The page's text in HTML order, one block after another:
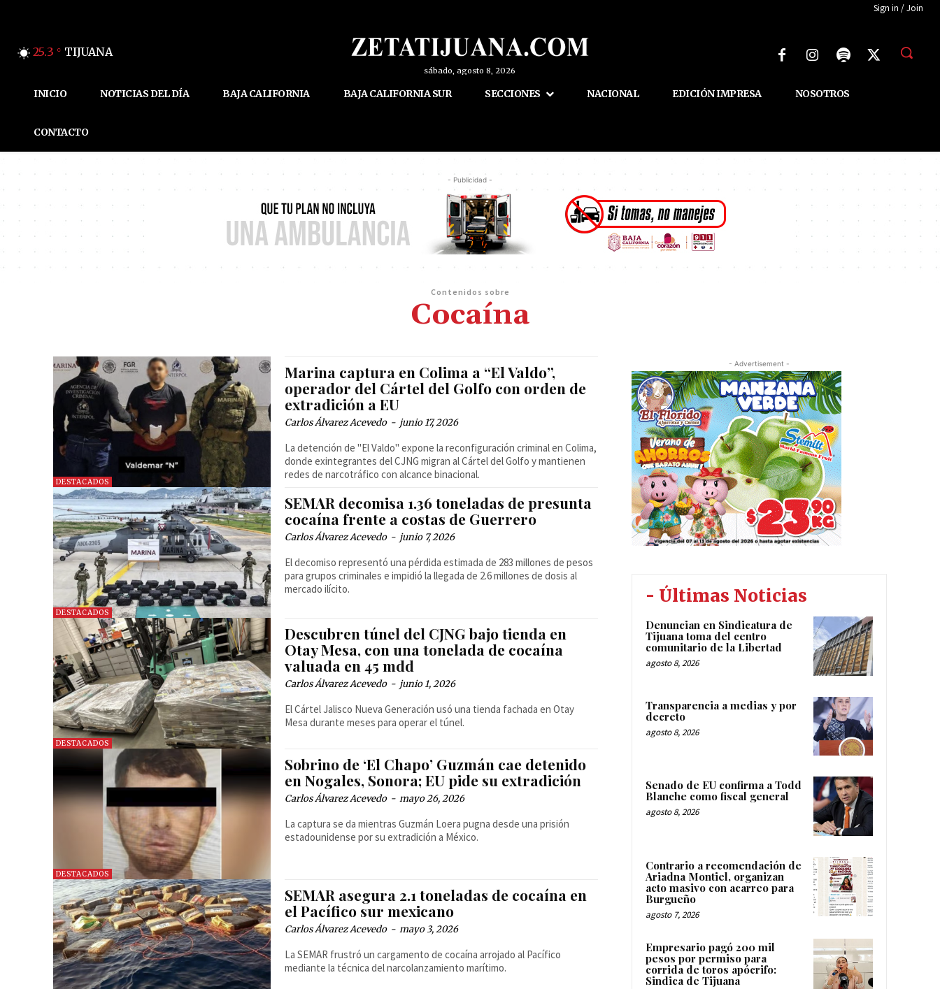
Sign in / Join
25.3 C TIJUANA
sábado, agosto 8, 2026
INICIO NOTICIAS DEL DÍA BAJA CALIFORNIA BAJA CALIFORNIA SUR SECCIONES NACIONAL EDICIÓN IMPRESA NOSOTROS
CONTACTO
- Publicidad -
Contenidos sobre
Cocaína
DESTACADOS
Marina captura en Colima a “El Valdo”,
operador del Cártel del Golfo con orden de
extradición a EU
Carlos Álvarez Acevedo - junio 17, 2026
La detención de "El Valdo" expone la reconfiguración criminal en Colima,
donde exintegrantes del CJNG migran al Cártel del Golfo y mantienen
redes de narcotráfico con alcance binacional.
DESTACADOS
SEMAR decomisa 1.36 toneladas de presunta
cocaína frente a costas de Guerrero
Carlos Álvarez Acevedo - junio 7, 2026
El decomiso representó una pérdida estimada de 283 millones de pesos
para grupos criminales e impidió la llegada de 2.6 millones de dosis al
mercado ilícito.
DESTACADOS
Descubren túnel del CJNG bajo tienda en
Otay Mesa, con una tonelada de cocaína
valuada en 45 mdd
Carlos Álvarez Acevedo - junio 1, 2026
El Cártel Jalisco Nueva Generación usó una tienda fachada en Otay
Mesa durante meses para operar el túnel.
DESTACADOS
Sobrino de ‘El Chapo’ Guzmán cae detenido
en Nogales, Sonora; EU pide su extradición
Carlos Álvarez Acevedo - mayo 26, 2026
La captura se da mientras Guzmán Loera pugna desde una prisión
estadounidense por su extradición a México.
SEMAR asegura 2.1 toneladas de cocaína en
el Pacífico sur mexicano
Carlos Álvarez Acevedo - mayo 3, 2026
La SEMAR frustró un cargamento de cocaína arrojado al Pacífico
mediante la técnica del narcolanzamiento marítimo.
- Advertisement -
- Últimas Noticias
Denuncian en Sindicatura de
Tijuana toma del centro
comunitario de la Libertad
agosto 8, 2026
Transparencia a medias y por
decreto
agosto 8, 2026
Senado de EU confirma a Todd
Blanche como fiscal general
agosto 8, 2026
Contrario a recomendación de
Ariadna Montiel, organizan
acto masivo con acarreo para
Burgueño
agosto 7, 2026
Empresario pagó 200 mil
pesos por permiso para
corrida de toros apócrifo:
Sindica de Tijuana